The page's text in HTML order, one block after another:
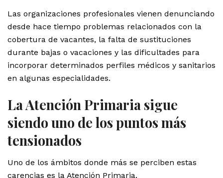
Las organizaciones profesionales vienen denunciando
desde hace tiempo problemas relacionados con la
cobertura de vacantes, la falta de sustituciones
durante bajas o vacaciones y las dificultades para
incorporar determinados perfiles médicos y sanitarios
en algunas especialidades.
La Atención Primaria sigue
siendo uno de los puntos más
tensionados
Uno de los ámbitos donde más se perciben estas
carencias es la Atención Primaria.